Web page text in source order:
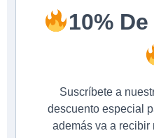
​​10%
Suscríbete a
descuento especial
además va a recibir